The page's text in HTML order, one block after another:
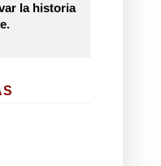
la historia